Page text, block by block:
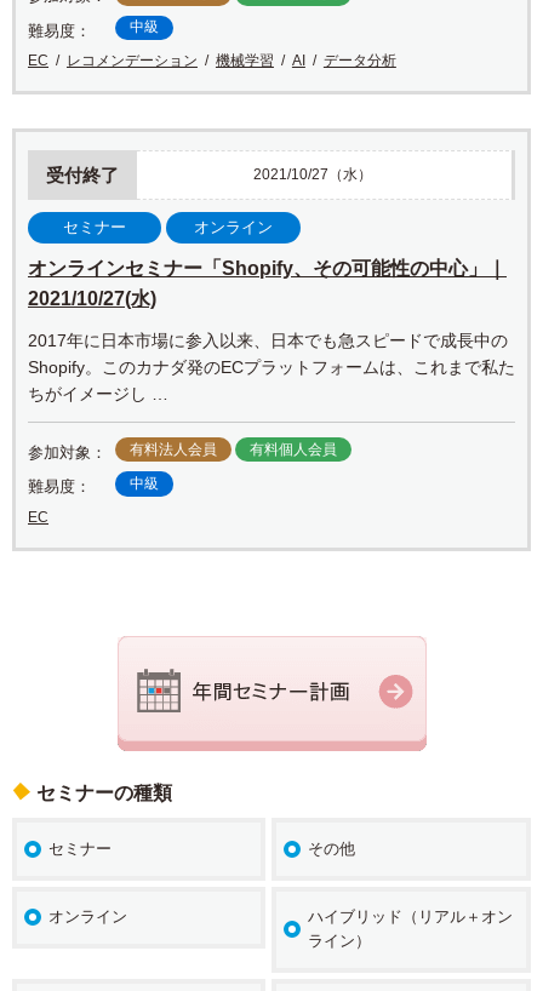
難易度：
中級
EC
レコメンデーション 機械学習 AI データ分析
受付終了 2021/10/27（水）
セミナー オンライン
オンラインセミナー「Shopify、その可能性の中心」｜
2021/10/27(水)
2017年に日本市場に参入以来、日本でも急スピードで成長中の
Shopify。このカナダ発のECプラットフォームは、これまで私た
ちがイメージし …
参加対象： 有料法人会員 有料個人会員
難易度：
中級
EC
セミナーの種類
セミナー その他
オンライン
ハイブリッド（リアル＋オン
ライン）